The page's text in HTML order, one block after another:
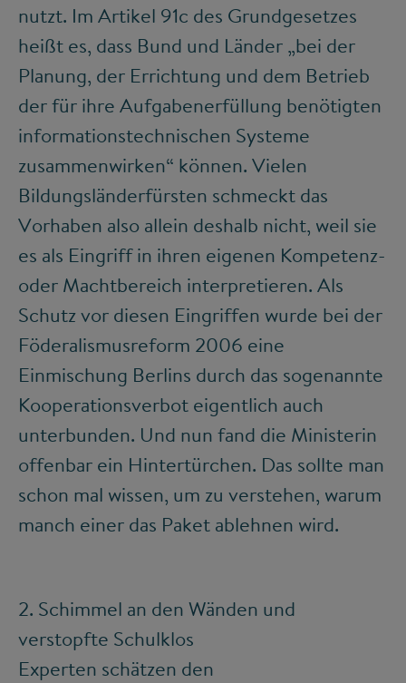
nutzt. Im Artikel 91c des Grundgesetzes
heißt es, dass Bund und Länder „bei der
Planung, der Errichtung und dem Betrieb
der für ihre Aufgabenerfüllung benötigten
informationstechnischen Systeme
zusammenwirken“ können. Vielen
Bildungsländerfürsten schmeckt das
Vorhaben also allein deshalb nicht, weil sie
es als Eingriff in ihren eigenen Kompetenz-
oder Machtbereich interpretieren. Als
Schutz vor diesen Eingriffen wurde bei der
Föderalismusreform 2006 eine
Einmischung Berlins durch das sogenannte
Kooperationsverbot eigentlich auch
unterbunden. Und nun fand die Ministerin
offenbar ein Hintertürchen. Das sollte man
schon mal wissen, um zu verstehen, warum
manch einer das Paket ablehnen wird.
2. Schimmel an den Wänden und
verstopfte Schulklos
Experten schätzen den